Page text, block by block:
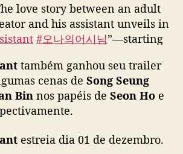
a
n
h
d
a
t
e
e
love story between an adult
and his assistant unveils in
#오나의어시님”—starting
Seung Hyun (former FT
Ko Chan Bin. New episodes
and Friday at 11 AM GMT+8.
também ganhou seu trailer
cenas de Song Seung
Bin nos papéis de Seon Ho e
estreia dia 01 de dezembro.